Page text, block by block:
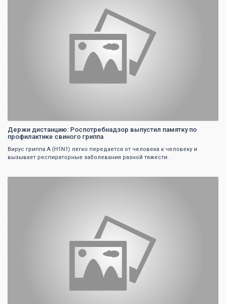
Держи дистанцию: Роспотребнадзор выпустил памятку по
профилактике свиного гриппа
Вирус гриппа A (H1N1) легко передается от человека к человеку и
вызывает респираторные заболевания разной тяжести.